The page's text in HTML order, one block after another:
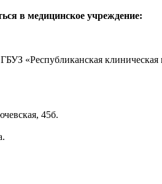
в медицинское учреждение:
«Республиканская
45б.